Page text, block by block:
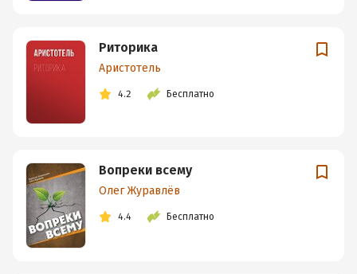
Риторика
Аристотель
4.2 Бесплатно
Вопреки всему
Олег Журавлёв
4.4 Бесплатно